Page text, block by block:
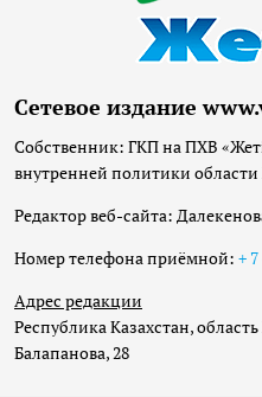
Сетевое издание
Собственник: ГКП на ПХВ
внутренней политики области
Редактор веб-сайта:
Номер телефона приёмной: +
Адрес редакции
Республика Казахстан,
Балапанова, 28